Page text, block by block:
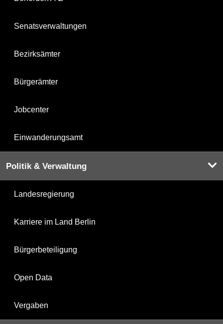
Senatsverwaltungen
Bezirksämter
Bürgerämter
Jobcenter
Einwanderungsamt
Politik & Verwaltung
Landesregierung
Karriere im Land Berlin
Bürgerbeteiligung
Open Data
Vergaben